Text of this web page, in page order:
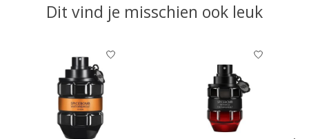
Dit vind je misschien ook leuk
Items van productcarrousel